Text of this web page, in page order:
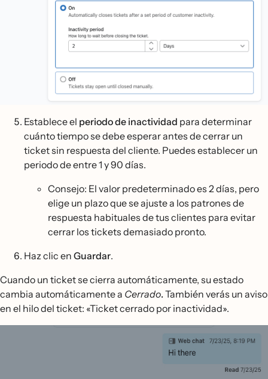
Establece el periodo de inactividad para determinar
cuánto tiempo se debe esperar antes de cerrar un
ticket sin respuesta del cliente. Puedes establecer un
periodo de entre 1 y 90 días.
Consejo: El valor predeterminado es 2 días, pero
elige un plazo que se ajuste a los patrones de
respuesta habituales de tus clientes para evitar
cerrar los tickets demasiado pronto.
Haz clic en Guardar.
Cuando un ticket se cierra automáticamente, su estado
cambia automáticamente a Cerrado.También verás un aviso
en el hilo del ticket: «Ticket cerrado por inactividad».